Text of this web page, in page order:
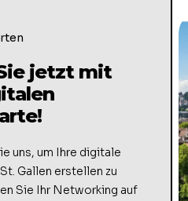
jetzt mit
uns, um Ihre digitale
Gallen erstellen zu
Sie Ihr Networking auf